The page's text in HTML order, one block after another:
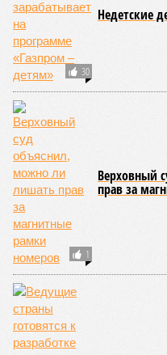
Версия //Конфликт
Армению и довкладывалась
Монополия
довкладывалась
РЖД против